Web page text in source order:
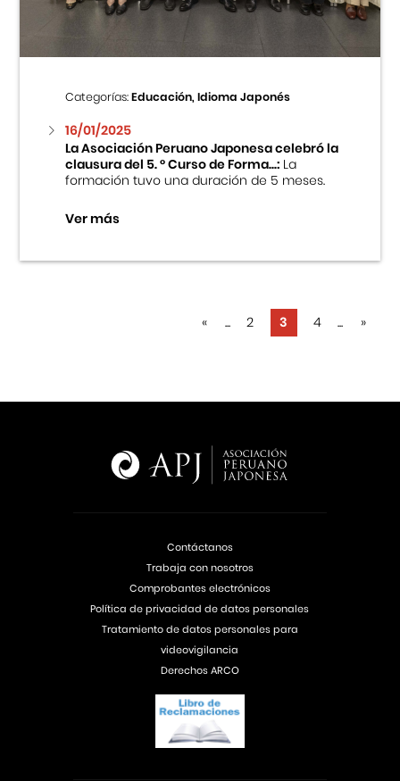
Categorías:Educación, Idioma Japonés
16/01/2025
La Asociación Peruano Japonesa celebró la
clausura del 5. ° Curso de Forma...:La
formación tuvo una duración de 5 meses.
Ver más
« ... 2 3 4 ... »
Contáctanos
Trabaja con nosotros
Comprobantes electrónicos
Política de privacidad de datos personales
Tratamiento de datos personales para
videovigilancia
Derechos ARCO